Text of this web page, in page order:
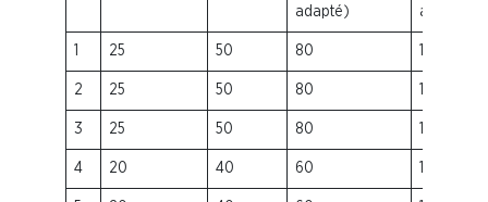
adapté)
adapté)
25 50 80
2 25 50 80
3 25 50 80
4 20 40 60